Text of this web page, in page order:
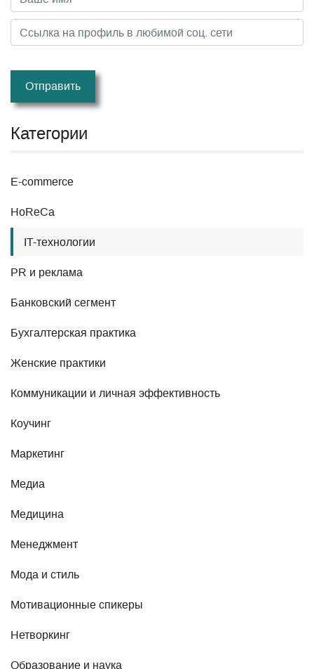
Категории
E-commerce
HoReCa
IT-технологии
PR и реклама
Банковский сегмент
Бухгалтерская практика
Женские практики
Коммуникации и личная эффективность
Коучинг
Маркетинг
Медиа
Медицина
Менеджмент
Мода и стиль
Мотивационные спикеры
Нетворкинг
Образование и наука
Отправить